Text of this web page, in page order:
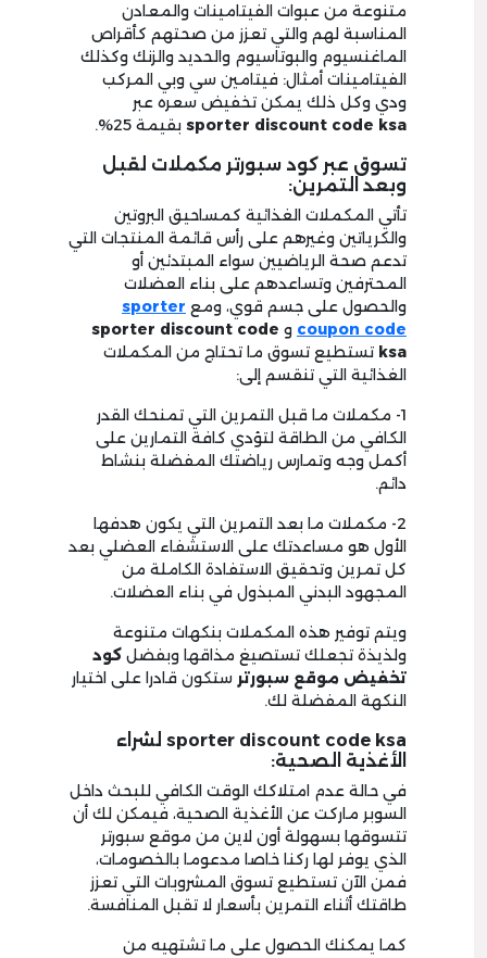
متنوعة من عبوات الفيتامينات والمعادن
المناسبة لهم والتي تعزز من صحتهم كأقراص
الماغنسيوم والبوتاسيوم والحديد والزنك وكذلك
الفيتامينات أمثال: فيتامين سي وبي المركب
ودي وكل ذلك يمكن تخفيض سعره عبر
sporter discount code ksa بقيمة 25%.
تسوق عبر كود سبورتر مكملات لقبل
وبعد التمرين:
تأتي المكملات الغذائية كمساحيق البروتين
والكرياتين وغيرهم على رأس قائمة المنتجات التي
تدعم صحة الرياضيين سواء المبتدئين أو
المحترفين وتساعدهم على بناء العضلات
والحصول على جسم قوي، ومع sporter
coupon code و sporter discount code
ksa تستطيع تسوق ما تحتاج من المكملات
الغذائية التي تنقسم إلى:
1- مكملات ما قبل التمرين التي تمنحك القدر
الكافي من الطاقة لتؤدي كافة التمارين على
أكمل وجه وتمارس رياضتك المفضلة بنشاط
دائم.
2- مكملات ما بعد التمرين التي يكون هدفها
الأول هو مساعدتك على الاستشفاء العضلي بعد
كل تمرين وتحقيق الاستفادة الكاملة من
المجهود البدني المبذول في بناء العضلات.
ويتم توفير هذه المكملات بنكهات متنوعة
ولذيذة تجعلك تستصيغ مذاقها وبفضل كود
تخفيض موقع سبورتر ستكون قادرا على اختيار
النكهة المفضلة لك.
sporter discount code ksa لشراء
الأغذية الصحية:
في حالة عدم امتلاكك الوقت الكافي للبحث داخل
السوبر ماركت عن الأغذية الصحية، فيمكن لك أن
تتسوقها بسهولة أون لاين من موقع سبورتر
الذي يوفر لها ركنا خاصا مدعوما بالخصومات،
فمن الآن تستطيع تسوق المشروبات التي تعزز
طاقتك أثناء التمرين بأسعار لا تقبل المنافسة.
كما يمكنك الحصول على ما تشتهيه من